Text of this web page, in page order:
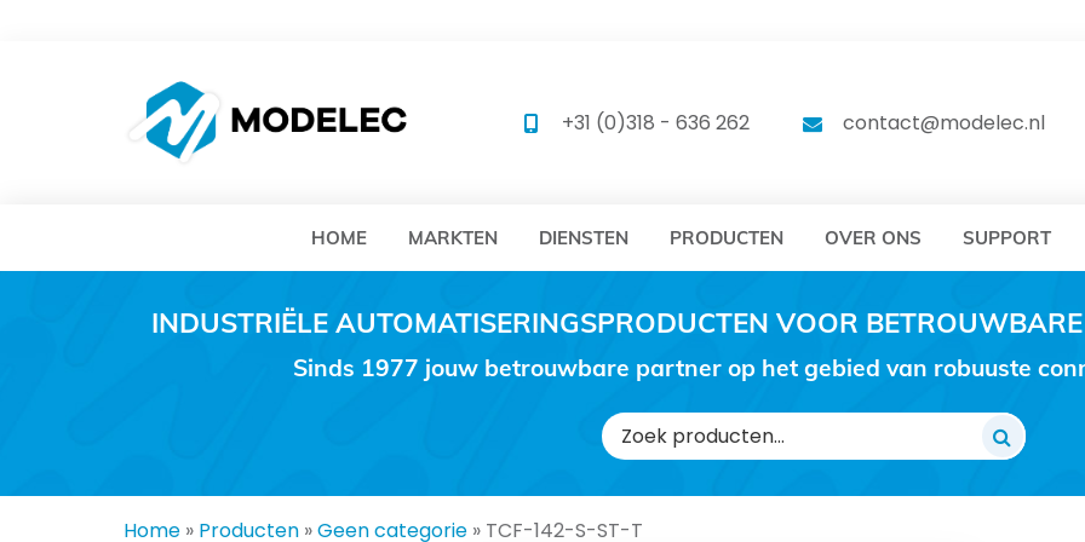
MODELEC MODELEC
+31 (0)318 - 636 262 contact@modelec.nl
HOME MARKTEN DIENSTEN PRODUCTEN OVER ONS SUPPORT
INDUSTRIËLE AUTOMATISERINGSPRODUCTEN VOOR
Sinds 1977 jouw betrouwbare partner op het gebied van robuuste
Zoeken
naar:
Home » Producten »Geen categorie » TCF-142-S-ST-T